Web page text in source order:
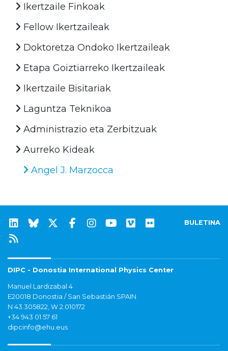
Ikertzaile Finkoak
Fellow Ikertzaileak
Doktoretza Ondoko Ikertzaileak
Etapa Goiztiarreko Ikertzaileak
Ikertzaile Bisitariak
Laguntza Teknikoa
Administrazio eta Zerbitzuak
Aurreko Kideak
Angel J. Marzocca
BULETINA
DIPC - Donostia International Physics Center
Manuel Lardizabal 4
E20018 Donostia / San Sebastián SPAIN
N 43.305822, W 2.010172
+34 943 01 57 61
dipcinfo@ehu.eus